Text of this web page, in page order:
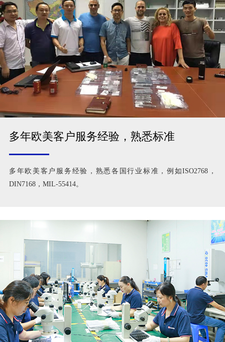
多年欧美客户服务经验，熟悉标准
多年欧美客户服务经验，熟悉各国行业标准，例如ISO2768，
DIN7168，MIL-55414。